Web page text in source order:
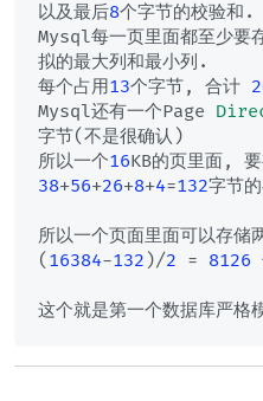
以及最后8个字节的校验和.
Mysql每一页里面都至少要
拟的最大列和最小列.
每个占用13个字节, 合计
Mysql还有一个Page
字节(不是很确认)
所以一个16
38+56+26+8+4=132字节
所以一个页面里面可以存
( 16384-132 )/2 = 8126